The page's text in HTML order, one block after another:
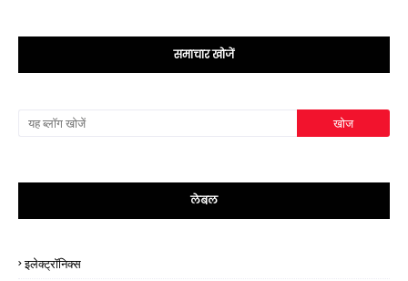
समाचार खोजें
लेबल
इलेक्ट्रॉनिक्स